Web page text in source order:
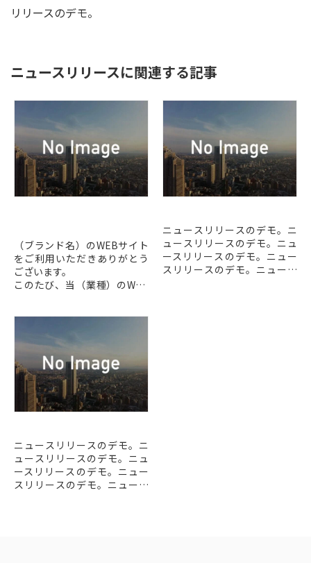
リリースのデモ。
ニュースリリースに関連する記事
（ブランド名）のWEBサイト
をご利用いただきありがとう
ございます。
このたび、当（業種）のWEB
り使いやすく、わかりやすい
ものとなるよ...
ニュースリリースのデモ。ニ
ュースリリースのデモ。ニュ
ースリリースのデモ。ニュー
スリリースのデモ。ニュース
ニュースリリースのデモ。ニ
ュースリリースのデモ。ニュ
ースリリースのデモ。ニュー
スリリースのデモ。ニュース